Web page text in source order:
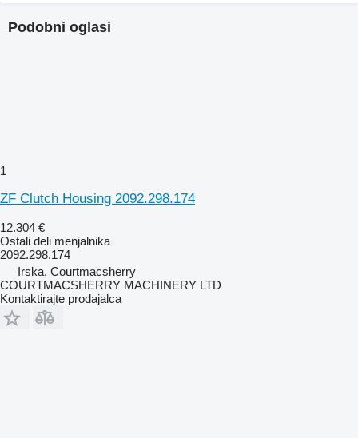
Podobni oglasi
1
ZF Clutch Housing 2092.298.174
12.304 €
Ostali deli menjalnika
2092.298.174
Irska, Courtmacsherry
COURTMACSHERRY MACHINERY LTD
Kontaktirajte prodajalca